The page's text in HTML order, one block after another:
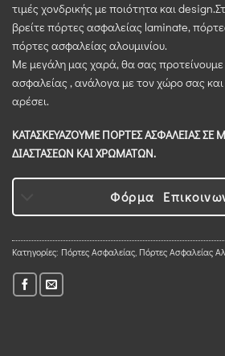
τιμές χονδρικής με ποιότητα και
βρείτε πόρτες ασφαλείας laminate,
πόρτες ασφαλείας αλουμινίου.
Με μεγάλη μας χαρά, θα σας
ασφαλείας , ανάλογα με τον χώρο σας
αρέσει.
ΚΑΤΑΣΚΕΥΑΖΟΥΜΕ ΠΟΡΤΕΣ ΑΣΦΑΛΕΙΑΣ ΣΕ
ΔΙΑΣΤΑΣΕΩΝ ΚΑΙ ΧΡΩΜΑΤΩΝ.
Φόρμα
Κατηγορίες: Πόρτες Ασφαλείας Πόρτες Ασφαλείας